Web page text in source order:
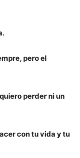
pero el
perder ni un
con tu vida y tu